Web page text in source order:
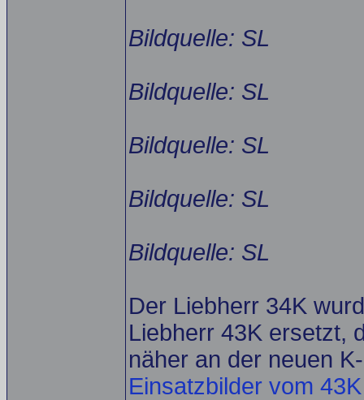
Bildquelle: SL
Bildquelle: SL
Bildquelle: SL
Bildquelle: SL
Bildquelle: SL
Der Liebherr 34K
Liebherr 43K ersetzt,
näher an der neuen
Einsatzbilder vom